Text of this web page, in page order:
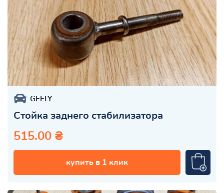
GEELY
Стойка заднего стабилизатора
515.00 ₴
купить в 1 клик